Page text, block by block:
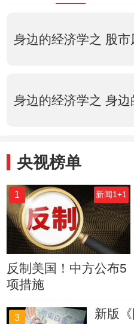
身边的经济学之 股市
身边的经济学之 身边
央视榜单
1 新闻1+1
反制美国！中方公布5
项措施
3 新版